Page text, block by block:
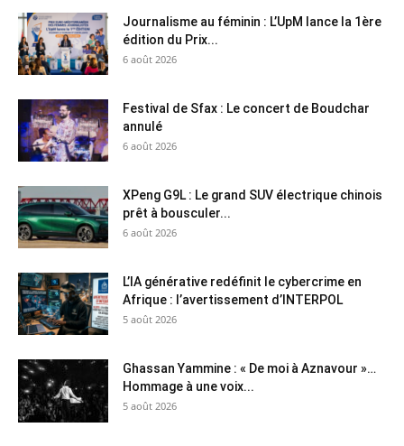
Journalisme au féminin : L’UpM lance la 1ère
édition du Prix...
6 août 2026
Festival de Sfax : Le concert de Boudchar
annulé
6 août 2026
XPeng G9L : Le grand SUV électrique chinois
prêt à bousculer...
6 août 2026
L’IA générative redéfinit le cybercrime en
Afrique : l’avertissement d’INTERPOL
5 août 2026
Ghassan Yammine : « De moi à Aznavour »…
Hommage à une voix...
5 août 2026